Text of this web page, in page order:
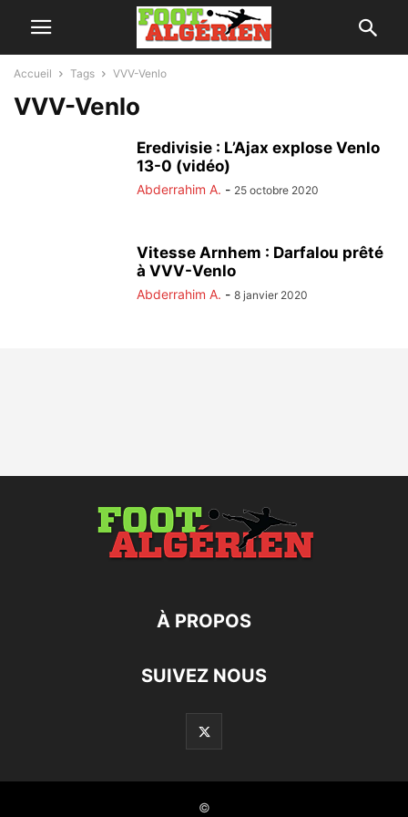
Accueil Tags VVV-Venlo
VVV-Venlo
Eredivisie : L’Ajax explose Venlo
13-0 (vidéo)
Abderrahim A. - 25 octobre 2020
Vitesse Arnhem : Darfalou prêté
à VVV-Venlo
Abderrahim A. - 8 janvier 2020
À PROPOS
SUIVEZ NOUS
©